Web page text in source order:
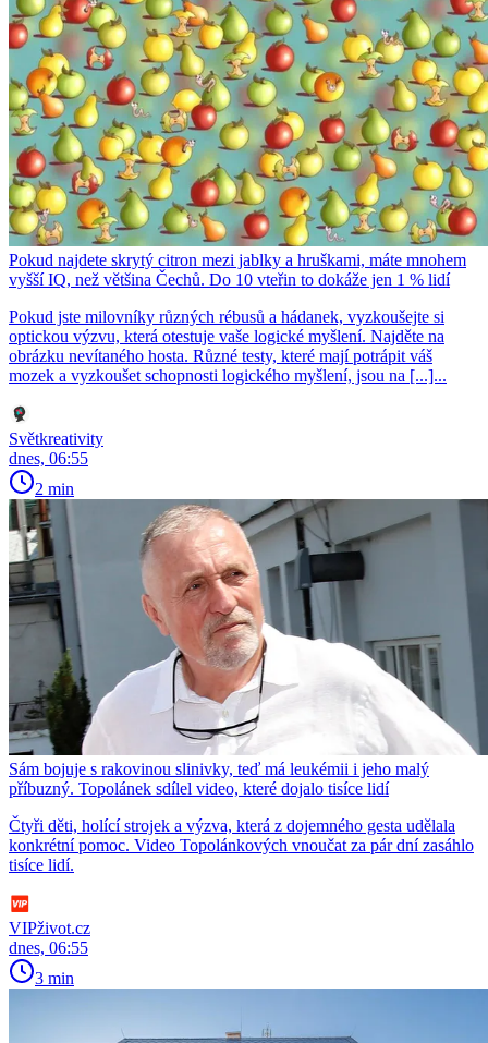
Pokud najdete skrytý citron mezi jablky a hruškami, máte mnohem
vyšší IQ, než většina Čechů. Do 10 vteřin to dokáže jen 1 % lidí
Pokud jste milovníky různých rébusů a hádanek, vyzkoušejte si
optickou výzvu, která otestuje vaše logické myšlení. Najděte na
obrázku nevítaného hosta. Různé testy, které mají potrápit váš
mozek a vyzkoušet schopnosti logického myšlení, jsou na [...]...
Světkreativity
dnes, 06:55
2 min
Sám bojuje s rakovinou slinivky, teď má leukémii i jeho malý
příbuzný. Topolánek sdílel video, které dojalo tisíce lidí
Čtyři děti, holící strojek a výzva, která z dojemného gesta udělala
konkrétní pomoc. Video Topolánkových vnoučat za pár dní zasáhlo
tisíce lidí.
VIPživot.cz
dnes, 06:55
3 min